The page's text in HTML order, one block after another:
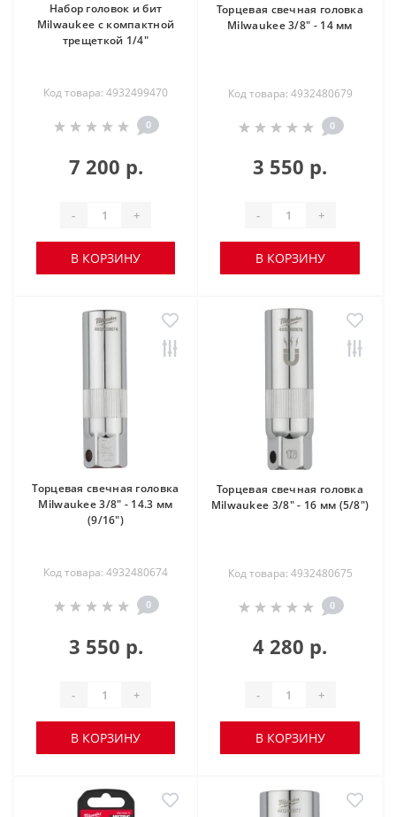
Набор головок и бит
Milwaukee с компактной
трещеткой 1/4"
Код товара: 4932499470
0
7 200 р.
- +
В КОРЗИНУ
Торцевая свечная головка
Milwaukee 3/8" - 14 мм
Код товара: 4932480679
0
3 550 р.
- +
В КОРЗИНУ
Торцевая свечная головка
Milwaukee 3/8" - 14.3 мм
(9/16")
Код товара: 4932480674
0
3 550 р.
- +
В КОРЗИНУ
Торцевая свечная головка
Milwaukee 3/8" - 16 мм (5/8")
Код товара: 4932480675
0
4 280 р.
- +
В КОРЗИНУ